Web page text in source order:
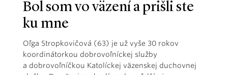
Bol som vo väzení a prišli ste
ku mne
Oľga Stropkovičová (63) je už vyše 30 rokov
koordinátorkou dobrovoľníckej služby
a dobrovoľníčkou Katolíckej väzenskej duchovnej